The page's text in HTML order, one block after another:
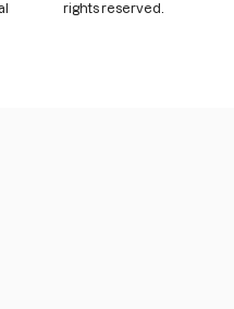
rights reserved.